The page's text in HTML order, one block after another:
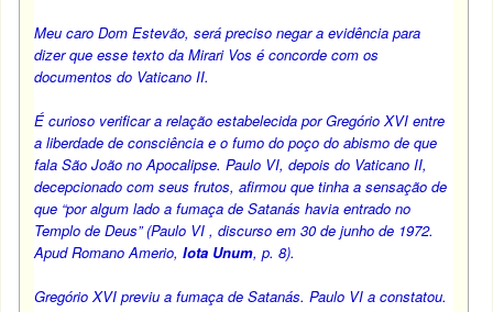
Meu caro Dom Estevão, será preciso negar a evidência para
dizer que esse texto da Mirari Vos é concorde com os
documentos do Vaticano II.
É curioso verificar a relação estabelecida por Gregório XVI entre
a liberdade de consciência e o fumo do poço do abismo de que
fala São João no Apocalipse. Paulo VI, depois do Vaticano II,
decepcionado com seus frutos, afirmou que tinha a sensação de
que “por algum lado a fumaça de Satanás havia entrado no
Templo de Deus” (Paulo VI , discurso em 30 de junho de 1972.
Apud Romano Amerio,Iota Unum, p. 8).
Gregório XVI previu a fumaça de Satanás. Paulo VI a constatou.